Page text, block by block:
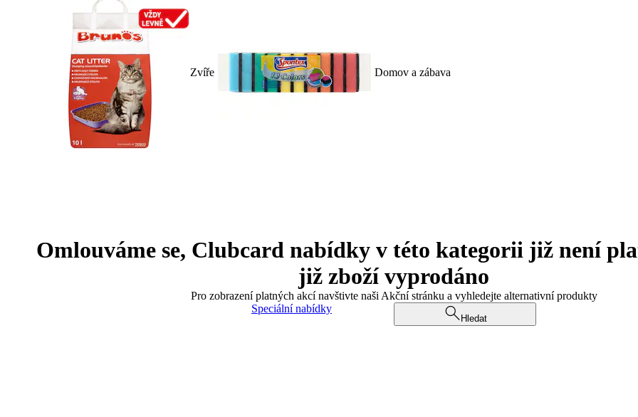
Zvíře Domov a zábava
Omlouváme se, Clubcard nabídky v této kategorii již není
již zboží vyprodáno
Pro zobrazení platných akcí navštivte naši Akční stránku a vyhledejte alternativní produkty
Speciální nabídky
Hledat